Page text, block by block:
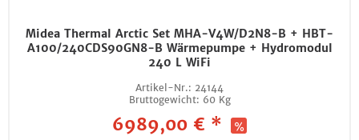
Midea Thermal Arctic Set MHA-V4W/D2N8-B + HBT-
A100/240CDS90GN8-B Wärmepumpe + Hydromodul
240 L WiFi
Artikel-Nr.: 24144
Bruttogewicht: 60 Kg
6989,00 € *